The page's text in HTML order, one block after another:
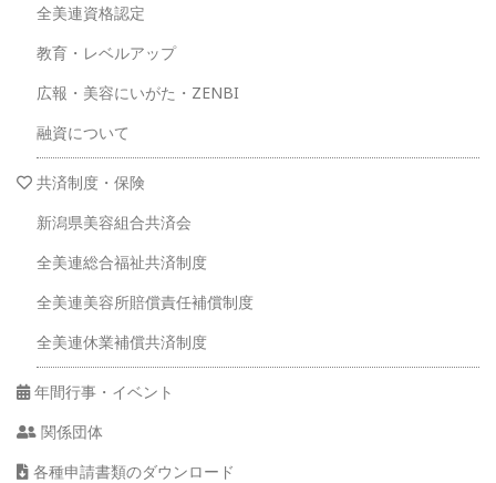
全美連資格認定
教育・レベルアップ
広報・美容にいがた・ZENBI
融資について
共済制度・保険
新潟県美容組合共済会
全美連総合福祉共済制度
全美連美容所賠償責任補償制度
全美連休業補償共済制度
年間行事・イベント
関係団体
各種申請書類のダウンロード